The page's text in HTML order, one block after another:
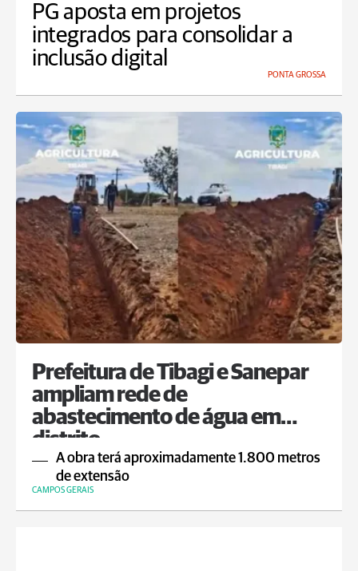
PG aposta em projetos
integrados para consolidar a
inclusão digital
PONTA GROSSA
Prefeitura de Tibagi e Sanepar
ampliam rede de
abastecimento de água em
distrito
A obra terá aproximadamente 1.800 metros
de extensão
CAMPOS GERAIS